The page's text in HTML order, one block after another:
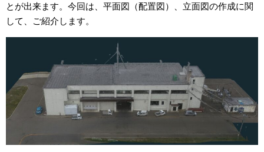
とが出来ます。今回は、平面図（配置図）、立面図の作成に関
して、ご紹介します。